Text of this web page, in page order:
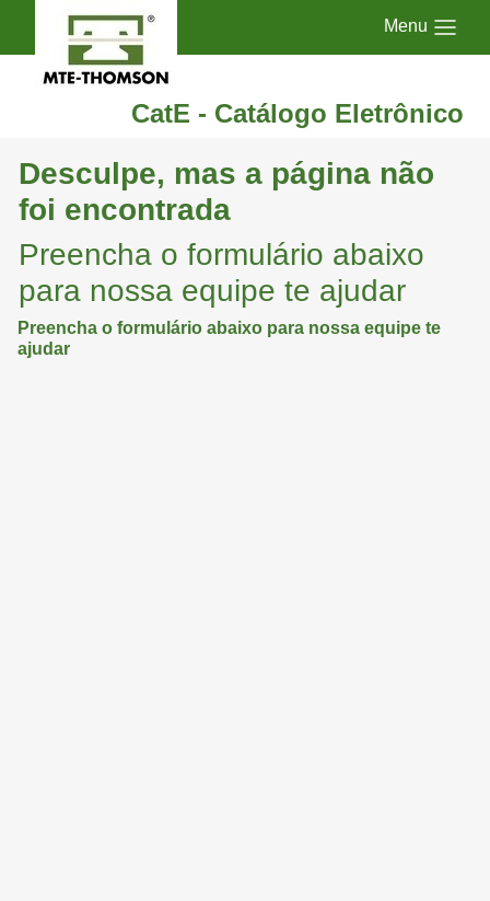
Menu
CatE - Catálogo Eletrônico
Desculpe, mas a página não
foi encontrada
Preencha o formulário abaixo
para nossa equipe te ajudar
Preencha o formulário abaixo para nossa equipe te
ajudar